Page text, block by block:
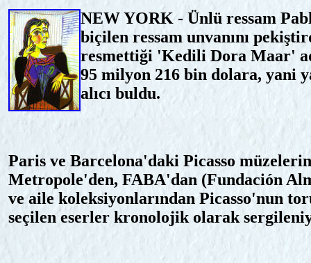
NEW YORK - Ünlü ressam
biçilen ressam unvanını
resmettiği 'Kedili Dora Maar'
95 milyon 216 bin dolara, yani
alıcı buldu.
Paris ve Barcelona'daki Picasso
Metropole'den, FABA'dan (Fundación
ve aile koleksiyonlarından Picasso'nun
seçilen eserler kronolojik olarak